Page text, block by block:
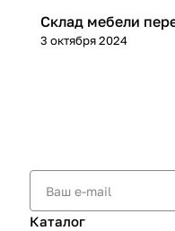
Склад мебели
3 октября 2024
Каталог